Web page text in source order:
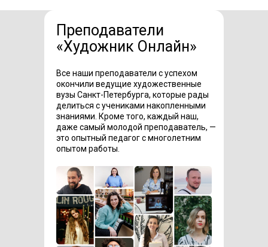
Преподаватели
«Художник Онлайн»
Все наши преподаватели с успехом
окончили ведущие художественные
вузы Санкт-Петербурга, которые рады
делиться с учениками накопленными
знаниями. Кроме того, каждый наш,
даже самый молодой преподаватель, —
это опытный педагог с многолетним
опытом работы.